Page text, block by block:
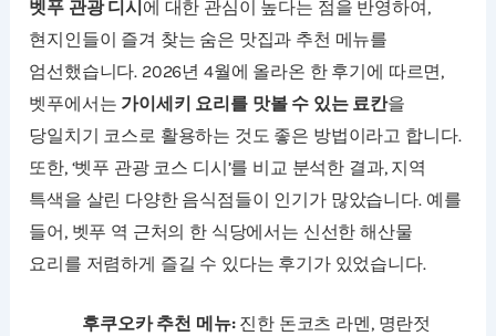
벳푸 관광 디시에 대한 관심이 높다는 점을 반영하여,
현지인들이 즐겨 찾는 숨은 맛집과 추천 메뉴를
엄선했습니다. 2026년 4월에 올라온 한 후기에 따르면,
벳푸에서는 가이세키 요리를 맛볼 수 있는 료칸을
당일치기 코스로 활용하는 것도 좋은 방법이라고 합니다.
또한, ‘벳푸 관광 코스 디시’를 비교 분석한 결과, 지역
특색을 살린 다양한 음식점들이 인기가 많았습니다. 예를
들어, 벳푸 역 근처의 한 식당에서는 신선한 해산물
요리를 저렴하게 즐길 수 있다는 후기가 있었습니다.
후쿠오카 추천 메뉴:진한 돈코츠 라멘, 명란젓